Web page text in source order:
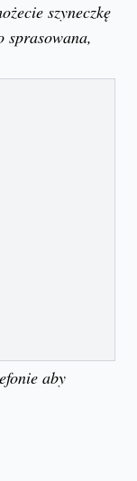
szyneczkę
sprasowana,
aby